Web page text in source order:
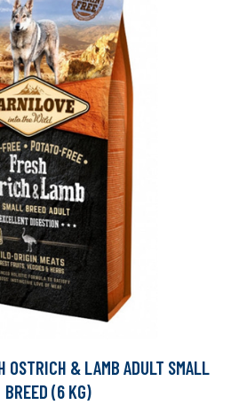
OSTRICH & LAMB ADULT SMALL
BREED (6 KG)